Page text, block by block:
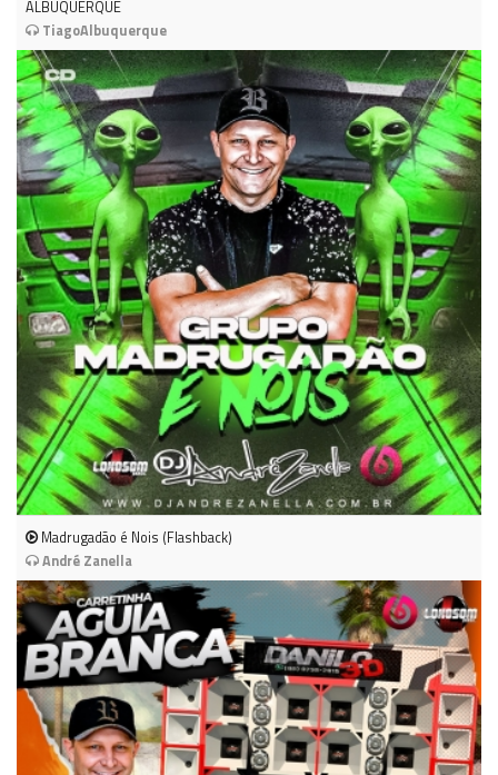
ALBUQUERQUE
TiagoAlbuquerque
Madrugadão é Nois (Flashback)
André Zanella